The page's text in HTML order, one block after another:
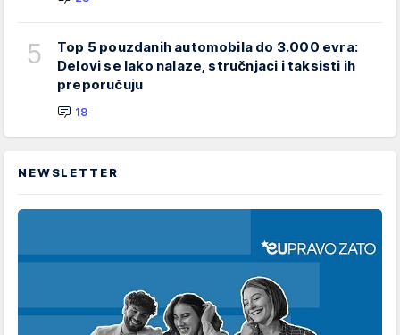
5
Top 5 pouzdanih automobila do 3.000 evra:
Delovi se lako nalaze, stručnjaci i taksisti ih
preporučuju
18
NEWSLETTER